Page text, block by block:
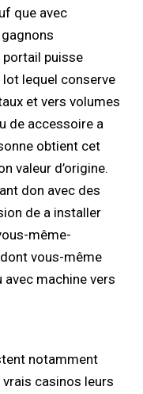
que avec
portail puisse
lequel conserve
et vers volumes
de accessoire a
obtient cet
valeur d’origine.
don avec des
de a installer
même-
vous-même
avec machine vers
notamment
casinos leurs